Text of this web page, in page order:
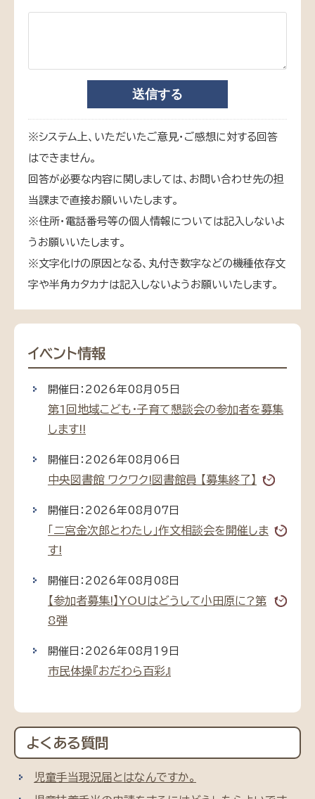
※システム上、いただいたご意見・ご感想に対する回答
はできません。
回答が必要な内容に関しましては、お問い合わせ先の担
当課まで直接お願いいたします。
※住所・電話番号等の個人情報については記入しないよ
うお願いいたします。
※文字化けの原因となる、丸付き数字などの機種依存文
字や半角カタカナは記入しないようお願いいたします。
イベント情報
開催日：2026年08月05日
第1回地域こども・子育て懇談会の参加者を募集
します!!
開催日：2026年08月06日
中央図書館 ワクワク!図書館員 【募集終了】
開催日：2026年08月07日
「二宮金次郎とわたし」作文相談会を開催しま
す!
開催日：2026年08月08日
【参加者募集!】YOUはどうして小田原に?第
8弾
開催日：2026年08月19日
市民体操『おだわら百彩』
よくある質問
児童手当現況届とはなんですか。